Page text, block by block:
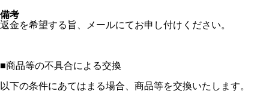
備考
返金を希望する旨、メールにてお申し付けください。
■商品等の不具合による交換
以下の条件にあてはまる場合、商品等を交換いたします。